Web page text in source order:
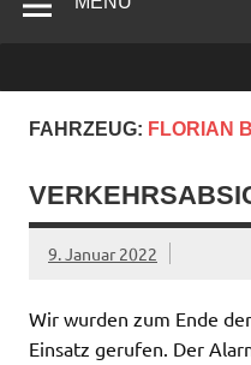
FAHRZEUG: FLORIAN
9. Januar 2022
Wir wurden zum Ende
Einsatz gerufen. Der